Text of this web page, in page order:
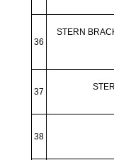
36
STERN
37
38